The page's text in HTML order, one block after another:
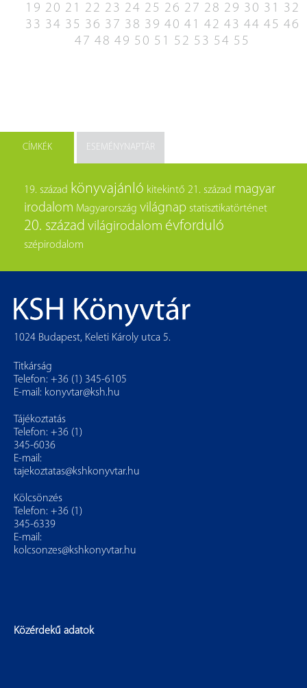
19 20 21 22 23 24 25 26 27 28 29 30 31 32
33 34 35 36 37 38 39 40 41 42 43 44 45 46
47 48 49 50 51 52 53 54 55
CÍMKÉK ESEMÉNYNAPTÁR
19. század könyvajánló kitekintő 21. század magyar
irodalom Magyarország világnap statisztikatörténet
20. század világirodalom évforduló
szépirodalom
1024 Budapest, Keleti Károly utca 5.
Titkárság
Telefon: +36 (1) 345-6105
E-mail: konyvtar@ksh.hu
Tájékoztatás
Telefon: +36 (1)
345-6036
E-mail:
tajekoztatas@kshkonyvtar.hu
Kölcsönzés
Telefon: +36 (1)
345-6339
E-mail:
kolcsonzes@kshkonyvtar.hu
Közérdekű adatok